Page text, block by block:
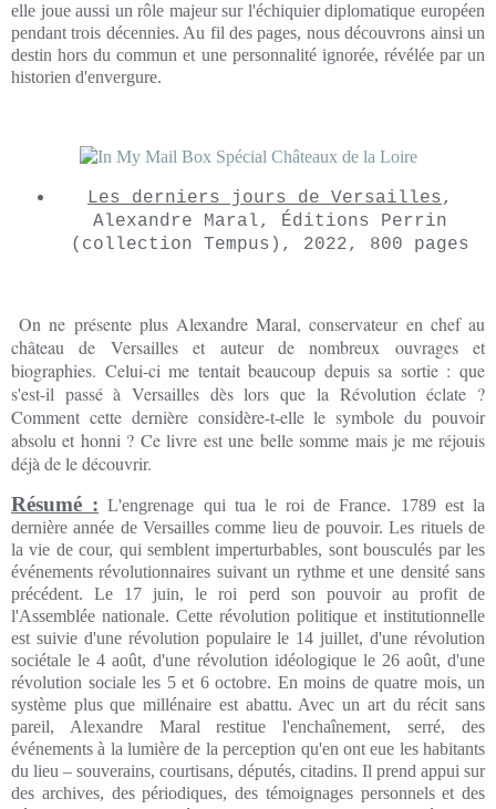
elle joue aussi un rôle majeur sur l'échiquier diplomatique européen
pendant trois décennies. Au fil des pages, nous découvrons ainsi un
destin hors du commun et une personnalité ignorée, révélée par un
historien d'envergure.
Les derniers jours de Versailles,
Alexandre Maral, Éditions Perrin
(collection Tempus), 2022, 800 pages
On ne présente plus Alexandre Maral, conservateur en chef au
château de Versailles et auteur de nombreux ouvrages et
biographies. Celui-ci me tentait beaucoup depuis sa sortie : que
s'est-il passé à Versailles dès lors que la Révolution éclate ?
Comment cette dernière considère-t-elle le symbole du pouvoir
absolu et honni ? Ce livre est une belle somme mais je me réjouis
déjà de le découvrir.
Résumé : L'engrenage qui tua le roi de France. 1789 est la
dernière année de Versailles comme lieu de pouvoir. Les rituels de
la vie de cour, qui semblent imperturbables, sont bousculés par les
événements révolutionnaires suivant un rythme et une densité sans
précédent. Le 17 juin, le roi perd son pouvoir au profit de
l'Assemblée nationale. Cette révolution politique et institutionnelle
est suivie d'une révolution populaire le 14 juillet, d'une révolution
sociétale le 4 août, d'une révolution idéologique le 26 août, d'une
révolution sociale les 5 et 6 octobre. En moins de quatre mois, un
système plus que millénaire est abattu. Avec un art du récit sans
pareil, Alexandre Maral restitue l'enchaînement, serré, des
événements à la lumière de la perception qu'en ont eue les habitants
du lieu – souverains, courtisans, députés, citadins. Il prend appui sur
des archives, des périodiques, des témoignages personnels et des